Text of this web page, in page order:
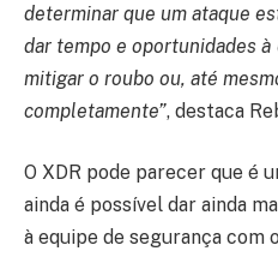
determinar que um ataque
dar tempo e oportunidades
mitigar o roubo ou, até
completamente”, destaca
O XDR pode parecer que é
ainda é possível dar ainda
à equipe de segurança com